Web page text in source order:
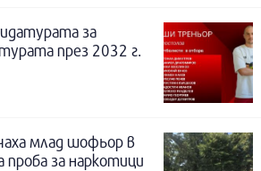
за
през 2032 г.
млад шофьор в
за наркотици